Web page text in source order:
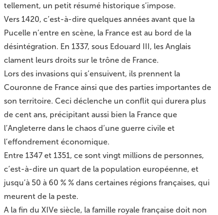
tellement, un petit résumé historique s’impose.
Vers 1420, c’est-à-dire quelques années avant que la
Pucelle n’entre en scène, la France est au bord de la
désintégration. En 1337, sous Edouard III, les Anglais
clament leurs droits sur le trône de France.
Lors des invasions qui s’ensuivent, ils prennent la
Couronne de France ainsi que des parties importantes de
son territoire. Ceci déclenche un conflit qui durera plus
de cent ans, précipitant aussi bien la France que
l’Angleterre dans le chaos d’une guerre civile et
l’effondrement économique.
Entre 1347 et 1351, ce sont vingt millions de personnes,
c’est-à-dire un quart de la population européenne, et
jusqu’à 50 à 60 % % dans certaines régions françaises, qui
meurent de la peste.
A la fin du XIVe siècle, la famille royale française doit non